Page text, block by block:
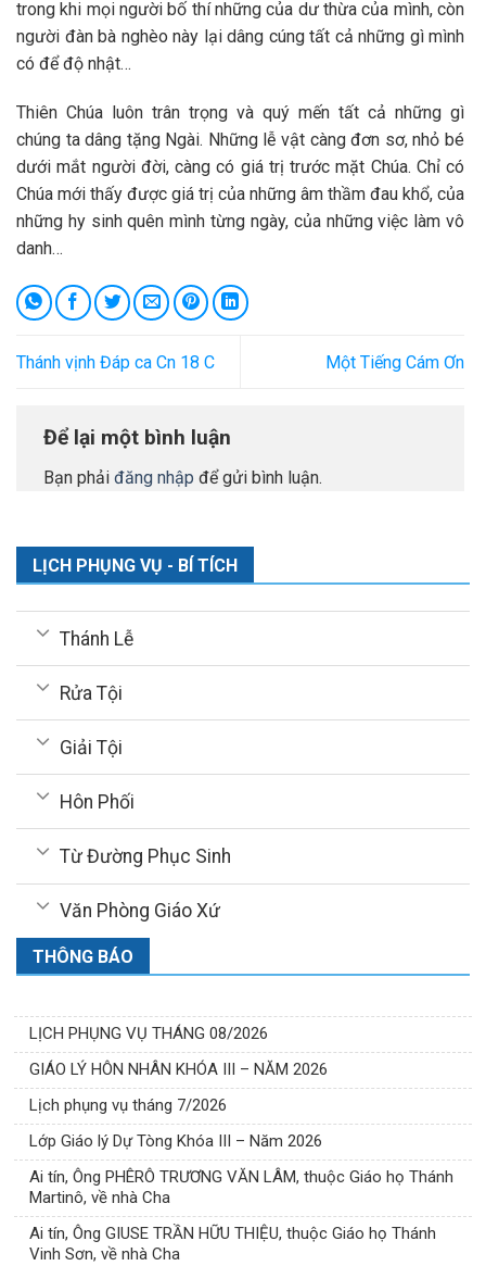
trong khi mọi người bố thí những của dư thừa của mình, còn
người đàn bà nghèo này lại dâng cúng tất cả những gì mình
có để độ nhật…
Thiên Chúa luôn trân trọng và quý mến tất cả những gì
chúng ta dâng tặng Ngài. Những lễ vật càng đơn sơ, nhỏ bé
dưới mắt người đời, càng có giá trị trước mặt Chúa. Chỉ có
Chúa mới thấy được giá trị của những âm thầm đau khổ, của
những hy sinh quên mình từng ngày, của những việc làm vô
danh…
Thánh vịnh Đáp ca Cn 18 C Một Tiếng Cám Ơn
Để lại một bình luận
Bạn phải đăng nhập để gửi bình luận.
LỊCH PHỤNG VỤ - BÍ TÍCH
Thánh Lễ
Rửa Tội
Giải Tội
Hôn Phối
Từ Đường Phục Sinh
Văn Phòng Giáo Xứ
THÔNG BÁO
LỊCH PHỤNG VỤ THÁNG 08/2026
GIÁO LÝ HÔN NHÂN KHÓA III – NĂM 2026
Lịch phụng vụ tháng 7/2026
Lớp Giáo lý Dự Tòng Khóa III – Năm 2026
Ai tín, Ông PHÊRÔ TRƯƠNG VĂN LÂM, thuộc Giáo họ Thánh
Martinô, về nhà Cha
Ai tín, Ông GIUSE TRẦN HỮU THIỆU, thuộc Giáo họ Thánh
Vinh Sơn, về nhà Cha